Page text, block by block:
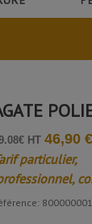
HT 46,90
particulier,